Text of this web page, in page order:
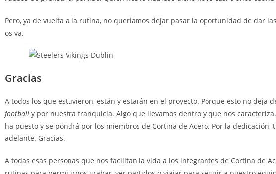
Pero, ya de vuelta a la rutina, no queríamos dejar pasar la oportunidad de dar
os va.
Gracias
A todos los que estuvieron, están y estarán en el proyecto. Porque esto no
football y por nuestra franquicia. Algo que llevamos dentro y que nos
ha puesto y se pondrá por los miembros de Cortina de Acero. Por la
adelante. Gracias.
A todas esas personas que nos facilitan la vida a los integrantes de Cortina de